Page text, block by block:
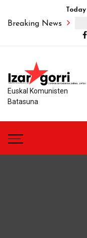
Today
Breaking News
iraní no se doblegará’
Euskal Komunisten
Batasuna